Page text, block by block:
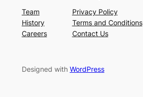
Team
History
Careers
Privacy Policy
Terms and Conditions
Contact Us
Designed with WordPress